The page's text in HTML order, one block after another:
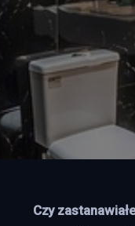
Czy